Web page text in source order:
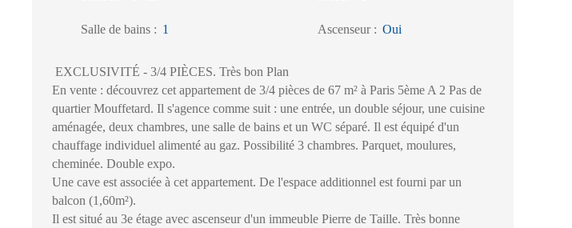
Salle de bains : 1 Ascenseur: Oui
EXCLUSIVITÉ - 3/4 PIÈCES. Très bon Plan
En vente : découvrez cet appartement de 3/4 pièces de 67 m² à Paris 5ème A 2 Pas de
quartier Mouffetard. Il s'agence comme suit : une entrée, un double séjour, une cuisine
aménagée, deux chambres, une salle de bains et un WC séparé. Il est équipé d'un
chauffage individuel alimenté au gaz. Possibilité 3 chambres. Parquet, moulures,
cheminée. Double expo.
Une cave est associée à cet appartement. De l'espace additionnel est fourni par un
balcon (1,60m²).
Il est situé au 3e étage avec ascenseur d'un immeuble Pierre de Taille. Très bonne